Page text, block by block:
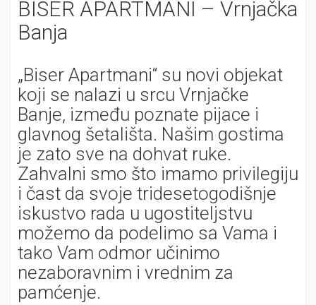
BISER APARTMANI – Vrnjačka
Banja
„Biser Apartmani“ su novi objekat
koji se nalazi u srcu Vrnjačke
Banje, između poznate pijace i
glavnog šetališta. Našim gostima
je zato sve na dohvat ruke.
Zahvalni smo što imamo privilegiju
i čast da svoje tridesetogodišnje
iskustvo rada u ugostiteljstvu
možemo da podelimo sa Vama i
tako Vam odmor učinimo
nezaboravnim i vrednim za
pamćenje.